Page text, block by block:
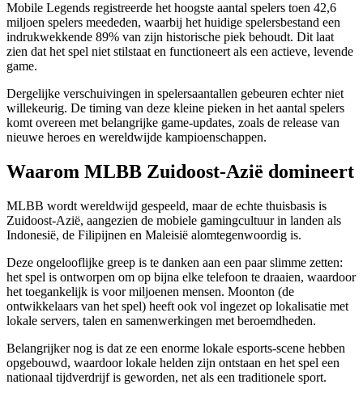
Mobile Legends registreerde het hoogste aantal spelers toen 42,6
miljoen spelers meededen, waarbij het huidige spelersbestand een
indrukwekkende 89% van zijn historische piek behoudt. Dit laat
zien dat het spel niet stilstaat en functioneert als een actieve, levende
game.
Dergelijke verschuivingen in spelersaantallen gebeuren echter niet
willekeurig. De timing van deze kleine pieken in het aantal spelers
komt overeen met belangrijke game-updates, zoals de release van
nieuwe heroes en wereldwijde kampioenschappen.
Waarom MLBB Zuidoost-Azië domineert
MLBB wordt wereldwijd gespeeld, maar de echte thuisbasis is
Zuidoost-Azië, aangezien de mobiele gamingcultuur in landen als
Indonesië, de Filipijnen en Maleisië alomtegenwoordig is.
Deze ongelooflijke greep is te danken aan een paar slimme zetten:
het spel is ontworpen om op bijna elke telefoon te draaien, waardoor
het toegankelijk is voor miljoenen mensen. Moonton (de
ontwikkelaars van het spel) heeft ook vol ingezet op lokalisatie met
lokale servers, talen en samenwerkingen met beroemdheden.
Belangrijker nog is dat ze een enorme lokale esports-scene hebben
opgebouwd, waardoor lokale helden zijn ontstaan en het spel een
nationaal tijdverdrijf is geworden, net als een traditionele sport.